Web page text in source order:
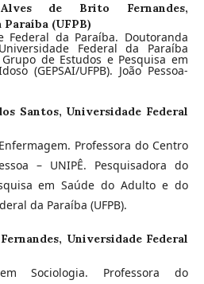
de Brito Fernandes,
(UFPB)
Federal da Paraíba. Doutoranda
Federal da Paraíba
Grupo de Estudos e Pesquisa em
(GEPSAI/UFPB). João Pessoa-
Santos, Universidade Federal
Professora do Centro
– UNIPÊ. Pesquisadora do
em Saúde do Adulto e do
da Paraíba (UFPB).
Universidade Federal
Sociologia. Professora do